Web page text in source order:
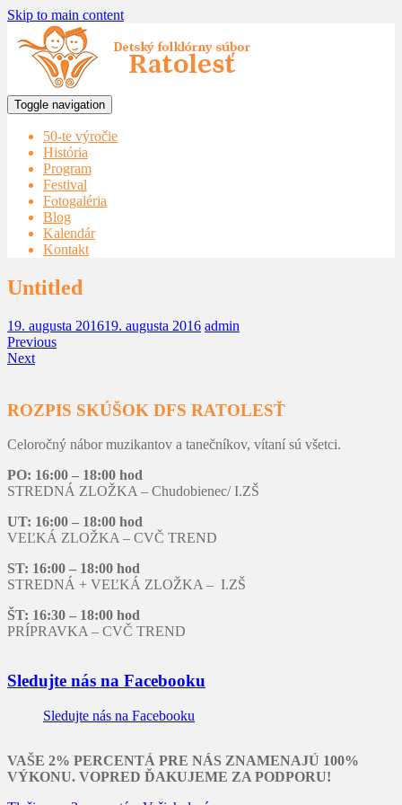
Skip to main content
Toggle navigation
50-te výročie
História
Program
Festival
Fotogaléria
Blog
Kalendár
Kontakt
Untitled
19. augusta 201619. augusta 2016 admin
Previous
Next
ROZPIS SKÚŠOK DFS RATOLESŤ
Celoročný nábor muzikantov a tanečníkov, vítaní sú všetci.
PO: 16:00 – 18:00 hod
STREDNÁ ZLOŽKA – Chudobienec/ I.ZŠ
UT: 16:00 – 18:00 hod
VEĽKÁ ZLOŽKA – CVČ TREND
ST: 16:00 – 18:00 hod
STREDNÁ + VEĽKÁ ZLOŽKA – I.ZŠ
ŠT: 16:30 – 18:00 hod
PRÍPRAVKA – CVČ TREND
Sledujte nás na Facebooku
Sledujte nás na Facebooku
VAŠE 2% PERCENTÁ PRE NÁS ZNAMENAJÚ 100%
VÝKONU. VOPRED ĎAKUJEME ZA PODPORU!